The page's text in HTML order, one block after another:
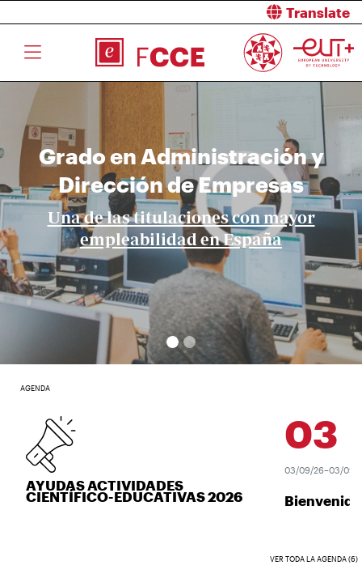
Translate
Grado en Administración y
Dirección de Empresas
Una de las titulaciones con mayor
empleabilidad en España
Grado en Turismo
AGENDA
AYUDAS ACTIVIDADES
CIENTÍFICO-EDUCATIVAS 2026
03
03/09/26–03/09/26
Bienvenida
VER TODA LA AGENDA (6)